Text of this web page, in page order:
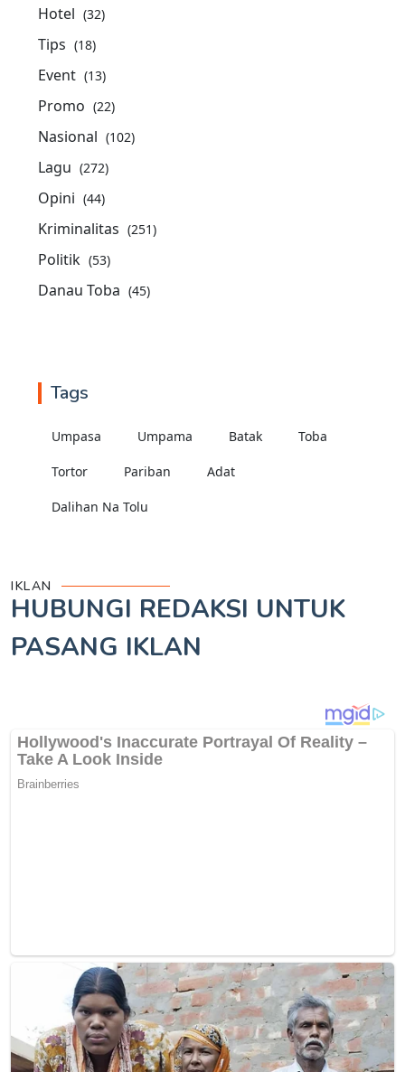
Hotel (32)
Tips (18)
Event (13)
Promo (22)
Nasional (102)
Lagu (272)
Opini (44)
Kriminalitas (251)
Politik (53)
Danau Toba (45)
Tags
Umpasa Umpama Batak Toba
Tortor Pariban Adat
Dalihan Na Tolu
IKLAN
HUBUNGI REDAKSI UNTUK
PASANG IKLAN